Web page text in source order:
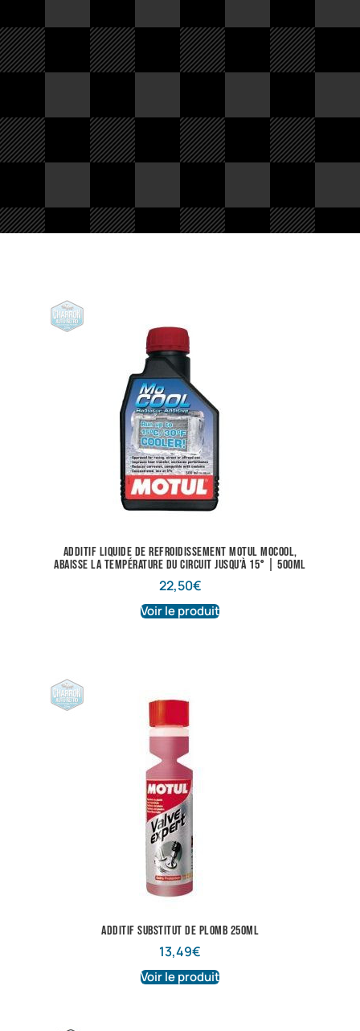
Additif liquide de refroidissement Motul Mocool,
abaisse la température du circuit jusqu’à 15° | 500ml
22,50€
Voir le produit
additif substitut de plomb 250ML
13,49€
Voir le produit